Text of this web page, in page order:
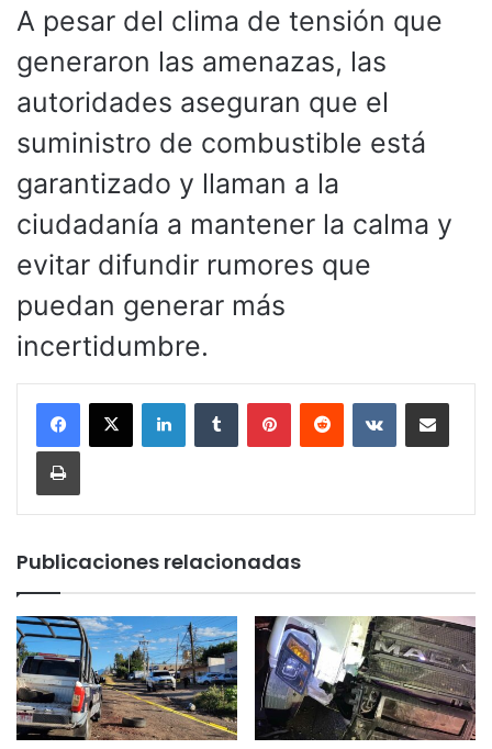
A pesar del clima de tensión que
generaron las amenazas, las
autoridades aseguran que el
suministro de combustible está
garantizado y llaman a la
ciudadanía a mantener la calma y
evitar difundir rumores que
puedan generar más
incertidumbre.
LinkedInTumblr PinterestReddit VKontakteCompartir por
Imprimir
Publicaciones relacionadas